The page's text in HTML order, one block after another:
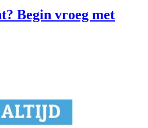
Begin vroeg met